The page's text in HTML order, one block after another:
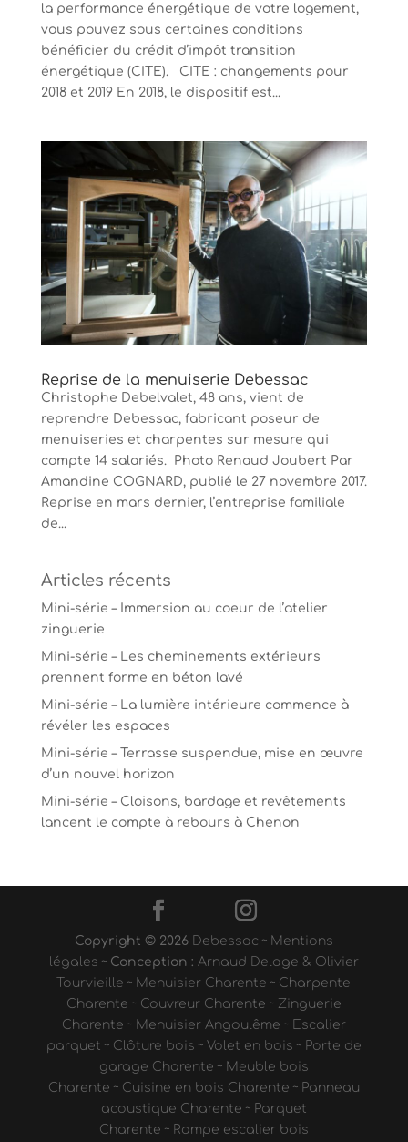
la performance énergétique de votre logement,
vous pouvez sous certaines conditions
bénéficier du crédit d’impôt transition
énergétique (CITE). CITE : changements pour
2018 et 2019 En 2018, le dispositif est...
Reprise de la menuiserie Debessac
Christophe Debelvalet, 48 ans, vient de
reprendre Debessac, fabricant poseur de
menuiseries et charpentes sur mesure qui
compte 14 salariés. Photo Renaud Joubert Par
Amandine COGNARD, publié le 27 novembre 2017.
Reprise en mars dernier, l’entreprise familiale
de...
Articles récents
Mini-série – Immersion au coeur de l’atelier
zinguerie
Mini-série – Les cheminements extérieurs
prennent forme en béton lavé
Mini-série – La lumière intérieure commence à
révéler les espaces
Mini-série – Terrasse suspendue, mise en œuvre
d’un nouvel horizon
Mini-série – Cloisons, bardage et revêtements
lancent le compte à rebours à Chenon
Copyright © 2026 Debessac ~ Mentions
légales ~ Conception : Arnaud Delage & Olivier
Tourvieille ~ Menuisier Charente ~ Charpente
Charente ~ Couvreur Charente ~ Zinguerie
Charente ~ Menuisier Angoulême ~ Escalier
parquet ~ Clôture bois ~ Volet en bois ~ Porte de
garage Charente ~ Meuble bois
Charente ~ Cuisine en bois Charente ~ Panneau
acoustique Charente ~ Parquet
Charente ~ Rampe escalier bois